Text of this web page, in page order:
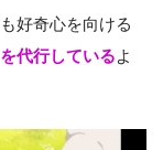
好奇心を向ける
代行しているよ